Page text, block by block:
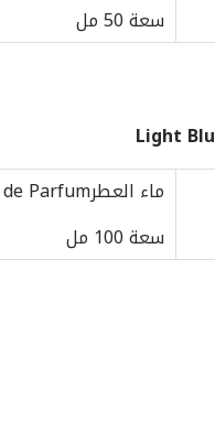
سعة 50 مل
Light
ماء العطرEau de Parfum
سعة 100 مل